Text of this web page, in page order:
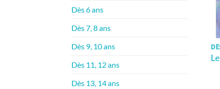
Dès 6 ans
Dès 7, 8 ans
Dès 9, 10 ans
Dès 11, 12 ans
Dès 13, 14 ans